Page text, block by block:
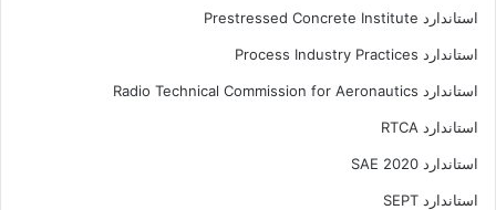
استاندارد Prestressed Concrete Institute
استاندارد Process Industry Practices
استاندارد Radio Technical Commission for Aeronautics
استاندارد RTCA
استاندارد SAE 2020
استاندارد SEPT